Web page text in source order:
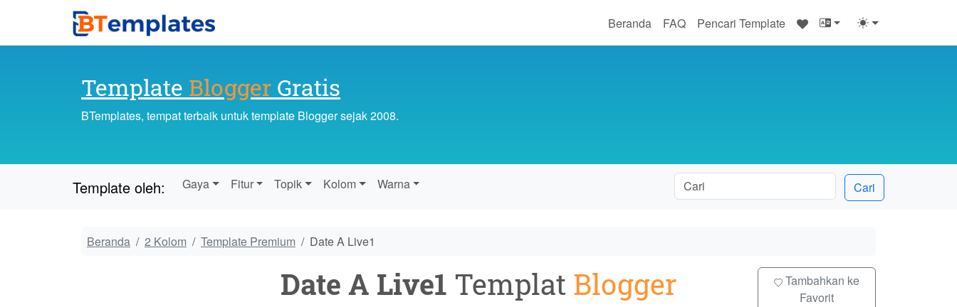
Beranda FAQ Pencari Template ♥
Template Blogger Gratis
BTemplates, tempat terbaik untuk template Blogger sejak 2008.
Template oleh: Gaya Fitur Topik Kolom Warna Cari
Beranda 2 Kolom Template Premium Date A Live1
Date A Live1 Templat Blogger
Tambahkan ke
Favorit